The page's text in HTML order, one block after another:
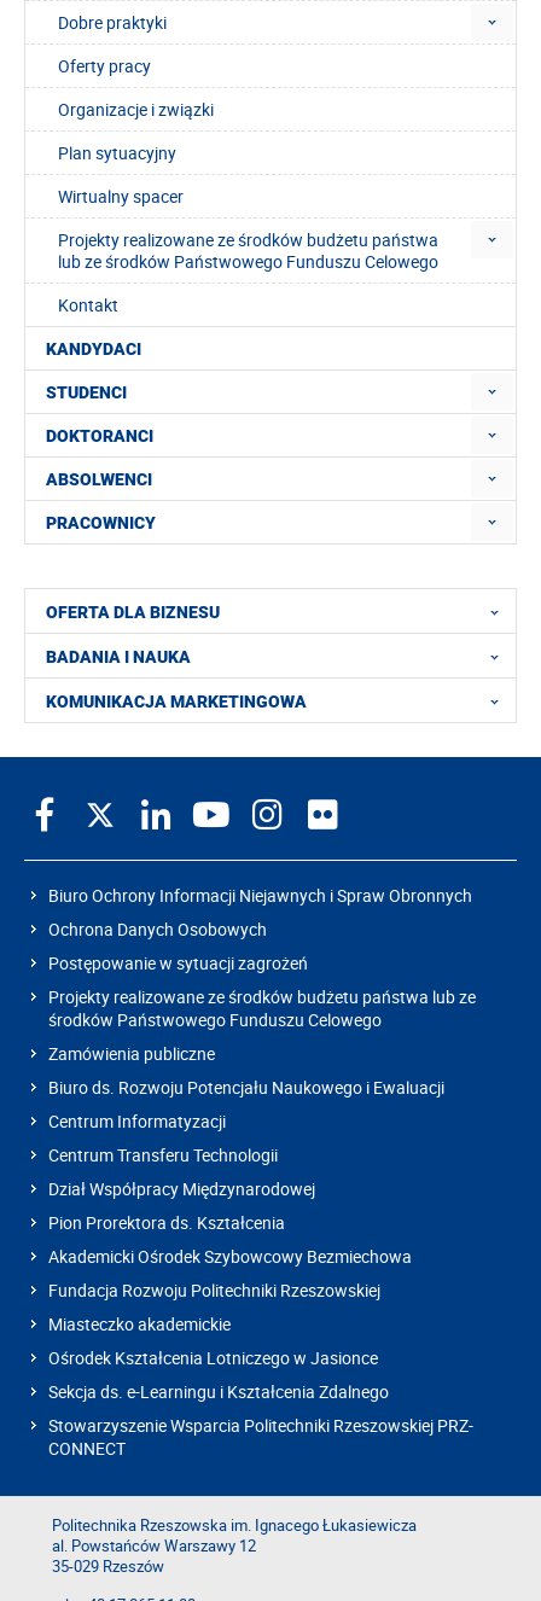
Dobre praktyki
Oferty pracy
Organizacje i związki
Plan sytuacyjny
Wirtualny spacer
Projekty realizowane ze środków budżetu państwa
lub ze środków Państwowego Funduszu Celowego
Kontakt
KANDYDACI
STUDENCI
DOKTORANCI
ABSOLWENCI
PRACOWNICY
OFERTA DLA BIZNESU
BADANIA I NAUKA
KOMUNIKACJA MARKETINGOWA
Biuro Ochrony Informacji Niejawnych i Spraw Obronnych
Ochrona Danych Osobowych
Postępowanie w sytuacji zagrożeń
Projekty realizowane ze środków budżetu państwa lub ze
środków Państwowego Funduszu Celowego
Zamówienia publiczne
Biuro ds. Rozwoju Potencjału Naukowego i Ewaluacji
Centrum Informatyzacji
Centrum Transferu Technologii
Dział Współpracy Międzynarodowej
Pion Prorektora ds. Kształcenia
Akademicki Ośrodek Szybowcowy Bezmiechowa
Fundacja Rozwoju Politechniki Rzeszowskiej
Miasteczko akademickie
Ośrodek Kształcenia Lotniczego w Jasionce
Sekcja ds. e-Learningu i Kształcenia Zdalnego
Stowarzyszenie Wsparcia Politechniki Rzeszowskiej PRZ-
CONNECT
Politechnika Rzeszowska im. Ignacego Łukasiewicza
al. Powstańców Warszawy 12
35-029 Rzeszów